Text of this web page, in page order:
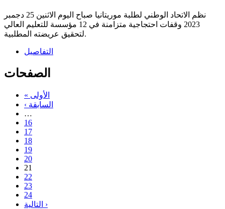
نظم الاتحاد الوطني لطلبة موريتانيا صباح اليوم الاثنين 25 دجمبر
2023 وقفات احتجاجية متزامنة في 12 مؤسسة للتعليم العالي
لتحقيق عريضته المطلبية.
التفاصيل
الصفحات
« الأولى
‹ السابقة
…
16
17
18
19
20
21
22
23
24
التالية ›